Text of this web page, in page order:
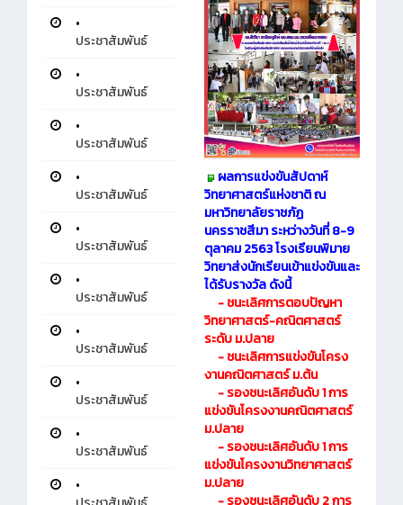
•
ประชาสัมพันธ์
•
ประชาสัมพันธ์
•
ประชาสัมพันธ์
•
ประชาสัมพันธ์
•
ประชาสัมพันธ์
•
ประชาสัมพันธ์
•
ประชาสัมพันธ์
•
ประชาสัมพันธ์
•
ประชาสัมพันธ์
•
ผลการแข่งขันสัปดาห์
วิทยาศาสตร์แห่งชาติ ณ
มหาวิทยาลัยราชภัฏ
นครราชสีมา ระหว่างวันที่ 8-9
ตุลาคม 2563 โรงเรียนพิมาย
วิทยาส่งนักเรียนเข้าแข่งขันและ
ได้รับรางวัล ดังนี้
- ชนะเลิศการตอบปัญหา
วิทยาศาสตร์-คณิตศาสตร์
ระดับ ม.ปลาย
- ชนะเลิศการแข่งขันโครง
งานคณิตศาสตร์ ม.ต้น
- รองชนะเลิศอันดับ 1 การ
แข่งขันโครงงานคณิตศาสตร์
ม.ปลาย
- รองชนะเลิศอันดับ 1 การ
แข่งขันโครงงานวิทยาศาสตร์
ม.ปลาย
- รองชนะเลิศอันดับ 2 การ